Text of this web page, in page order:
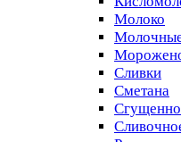
Молоко
Сливки
Сметана